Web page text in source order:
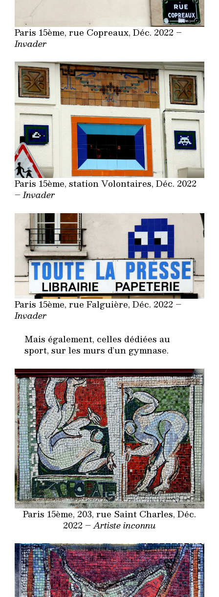
Paris 15ème, rue Copreaux, Déc. 2022 –
Invader
Paris 15ème, station Volontaires, Déc. 2022
–Invader
Paris 15ème, rue Falguière, Déc. 2022 –
Invader
Mais également, celles dédiées au
sport, sur les murs d’un gymnase.
Paris 15ème, 203, rue Saint Charles, Déc.
2022 –Artiste inconnu